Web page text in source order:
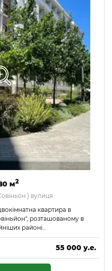
м2
) вулиця
квартира в
розташованому в
районі…
55 000 у.е.
2 365 000 ₴